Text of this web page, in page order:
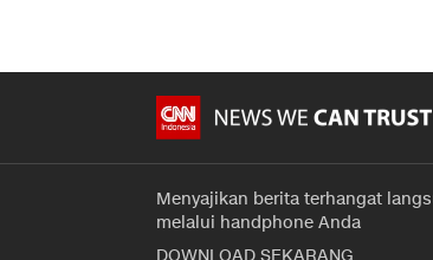
Menyajikan berita terhangat
melalui handphone Anda